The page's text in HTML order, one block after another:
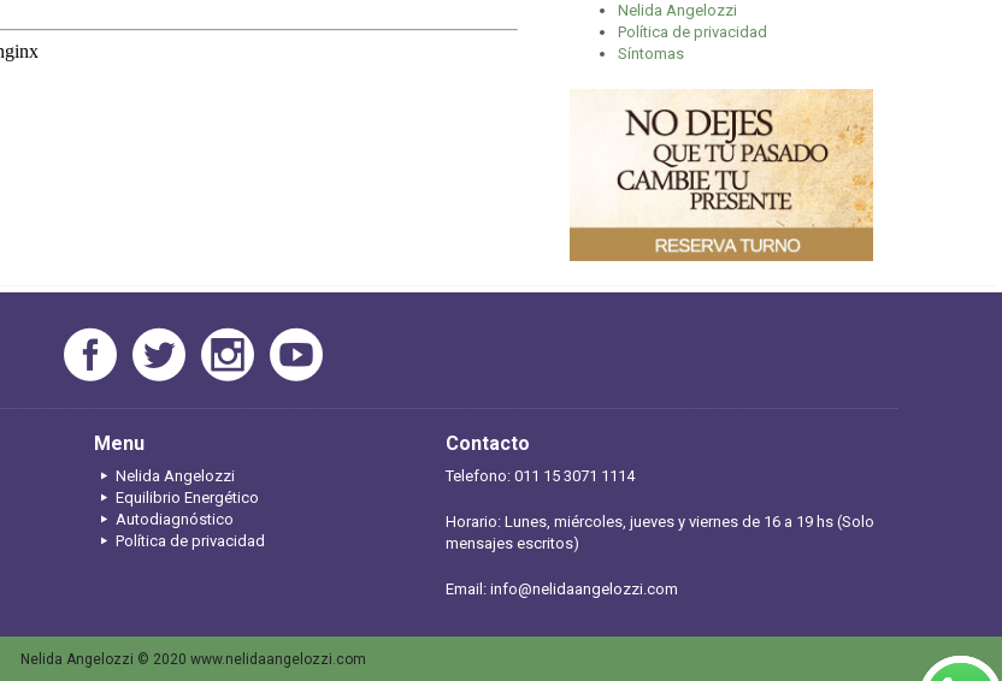
Nelida Angelozzi
Política de privacidad
Síntomas
Menu
Nelida Angelozzi
Equilibrio Energético
Autodiagnóstico
Política de privacidad
Contacto
Telefono: 011 15 3071 1114
Horario: Lunes, miércoles, jueves y viernes de 16 a 19 hs (Solo
mensajes escritos)
Email: info@nelidaangelozzi.com
Nelida Angelozzi © 2020 www.nelidaangelozzi.com